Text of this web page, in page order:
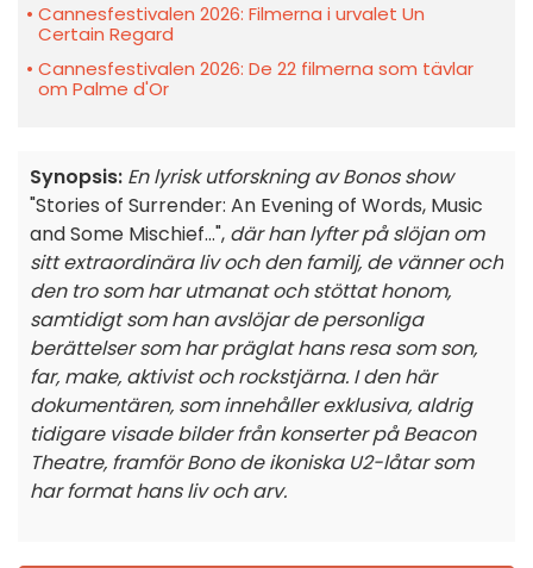
Cannesfestivalen 2026: Filmerna i urvalet Un
Certain Regard
Cannesfestivalen 2026: De 22 filmerna som tävlar
om Palme d'Or
Synopsis: En lyrisk utforskning av Bonos show
"Stories of Surrender: An Evening of Words, Music
and Some Mischief...", där han lyfter på slöjan om
sitt extraordinära liv och den familj, de vänner och
den tro som har utmanat och stöttat honom,
samtidigt som han avslöjar de personliga
berättelser som har präglat hans resa som son,
far, make, aktivist och rockstjärna. I den här
dokumentären, som innehåller exklusiva, aldrig
tidigare visade bilder från konserter på Beacon
Theatre, framför Bono de ikoniska U2-låtar som
har format hans liv och arv.